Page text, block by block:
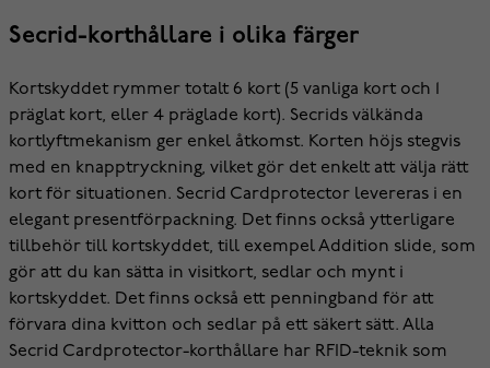
Secrid-korthållare i olika färger
Kortskyddet rymmer totalt 6 kort (5 vanliga kort och 1
präglat kort, eller 4 präglade kort). Secrids välkända
kortlyftmekanism ger enkel åtkomst. Korten höjs stegvis
med en knapptryckning, vilket gör det enkelt att välja rätt
kort för situationen. Secrid Cardprotector levereras i en
elegant presentförpackning. Det finns också ytterligare
tillbehör till kortskyddet, till exempel Addition slide, som
gör att du kan sätta in visitkort, sedlar och mynt i
kortskyddet. Det finns också ett penningband för att
förvara dina kvitton och sedlar på ett säkert sätt. Alla
Secrid Cardprotector-korthållare har RFID-teknik som